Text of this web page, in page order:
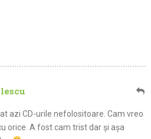
azi CD-urile nefolositoare. Cam vreo
orice. A fost cam trist dar și așa